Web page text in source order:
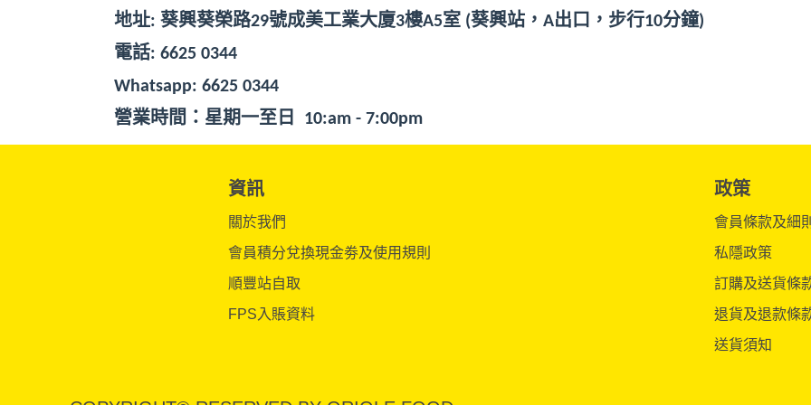
地址: 葵興葵榮路29號成美工業大廈3樓A5室 (葵興站， A出口，步行10分鐘)
電話: 6625 0344
Whatsapp: 6625 0344
營業時間：星期一至日
10:am - 7:00pm
資訊
關於我們
會員積分兌換現金劵及使用規則
順豐站自取
FPS入賬資料
政策
會員條款及細則
私隱政策
訂購及送貨條
退貨及退款條
送貨須知